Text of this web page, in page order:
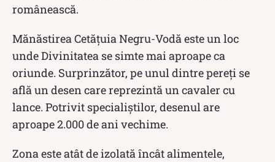
românească.
Mănăstirea Cetăţuia Negru-Vodă este un loc
unde Divinitatea se simte mai aproape ca
oriunde. Surprinzător, pe unul dintre pereţi se
află un desen care reprezintă un cavaler cu
lance. Potrivit specialiștilor, desenul are
aproape 2.000 de ani vechime.
Zona este atât de izolată încâtalimentele,